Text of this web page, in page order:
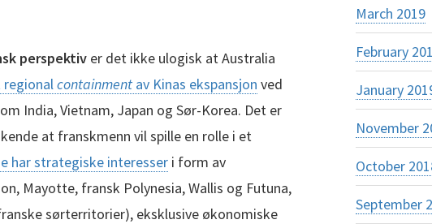
perspektiv er det ikke ulogisk at Australia
regionalcontainment av Kinas ekspansjon ved
India, Vietnam, Japan og Sør-Korea. Det er
at franskmenn vil spille en rolle i et
har strategiske interesser i form av
Mayotte, fransk Polynesia, Wallis og Futuna,
sørterritorier), eksklusive økonomiske
March 2019
February
January
November
October
September